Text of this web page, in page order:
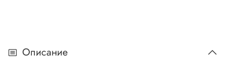
покрытием
Описание